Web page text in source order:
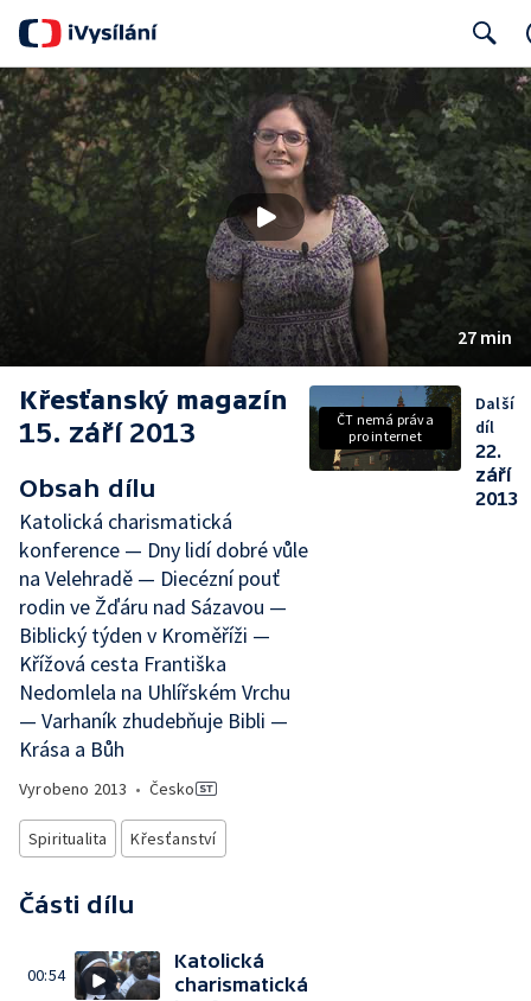
Search
27 min
Křesťanský magazín
15. září 2013
Obsah dílu
Katolická charismatická
konference — Dny lidí dobré vůle
na Velehradě — Diecézní pouť
rodin ve Žďáru nad Sázavou —
Biblický týden v Kroměříži —
Křížová cesta Františka
Nedomlela na Uhlířském Vrchu
— Varhaník zhudebňuje Bibli —
Krása a Bůh
Vyrobeno 2013 • Česko
Spiritualita Křesťanství
Části dílu
00:54
Katolická
charismatická
ČT nemá práva
pro internet
Další
díl
22.
září
2013